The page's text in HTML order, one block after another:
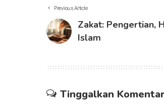
Previous Article
Zakat: Pengertian,
Islam
Tinggalkan Komentar